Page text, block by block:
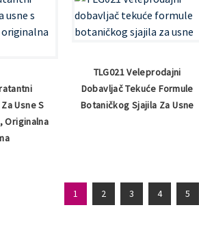
Usne S
Originalna
TLG021 Veleprodajni
Dobavljač Tekuće Formule
Botaničkog Sjajila Za Usne
1 2 3 4 5